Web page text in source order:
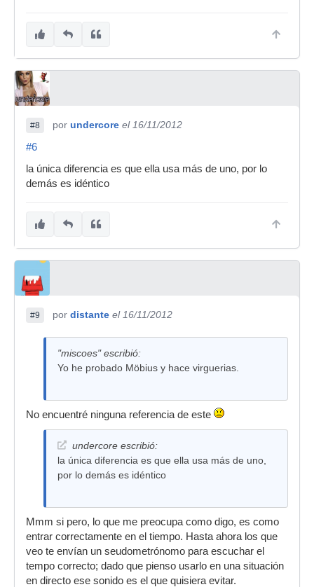
#8 por undercore el 16/11/2012
#6
la única diferencia es que ella usa más de uno, por lo
demás es idéntico
#9 por distante el 16/11/2012
"miscoes" escribió:
Yo he probado Möbius y hace virguerias.
No encuentré ninguna referencia de este
undercore escribió:
la única diferencia es que ella usa más de uno,
por lo demás es idéntico
Mmm si pero, lo que me preocupa como digo, es como
entrar correctamente en el tiempo. Hasta ahora los que
veo te envían un seudometrónomo para escuchar el
tempo correcto; dado que pienso usarlo en una situación
en directo ese sonido es el que quisiera evitar.